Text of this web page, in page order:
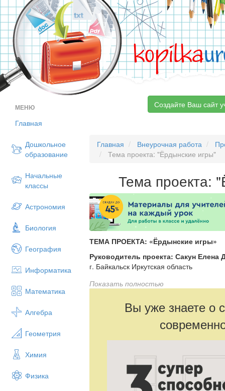
kopilka
МЕНЮ
Главная
Дошкольное
образование
Начальные
классы
Астрономия
Биология
География
Информатика
Математика
Алгебра
Геометрия
Химия
Физика
Создайте Ваш сайт
Главная Внеурочная работа
Тема проекта: "Ёрдынские игры"
Тема проекта:
ТЕМА ПРОЕКТА: «Ёрдынские игры»
Руководитель проекта: Сакун Елена
г. Байкальск Иркутская область
Выполнил проект: Хотенцев
г. Байкальск Иркутская область
«Мы должны сделать Игры праздником
которые являются главной ценностью
Губернатор Иркутской области Сергей
Показать полностью
Вы уже знаете о